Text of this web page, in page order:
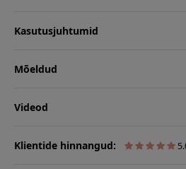
Kasutusjuhtumid
Mõeldud
Videod
Klientide hinnangud: